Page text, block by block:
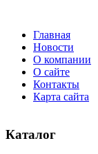
Главная
Новости
О компании
О сайте
Контакты
Карта сайта
Каталог